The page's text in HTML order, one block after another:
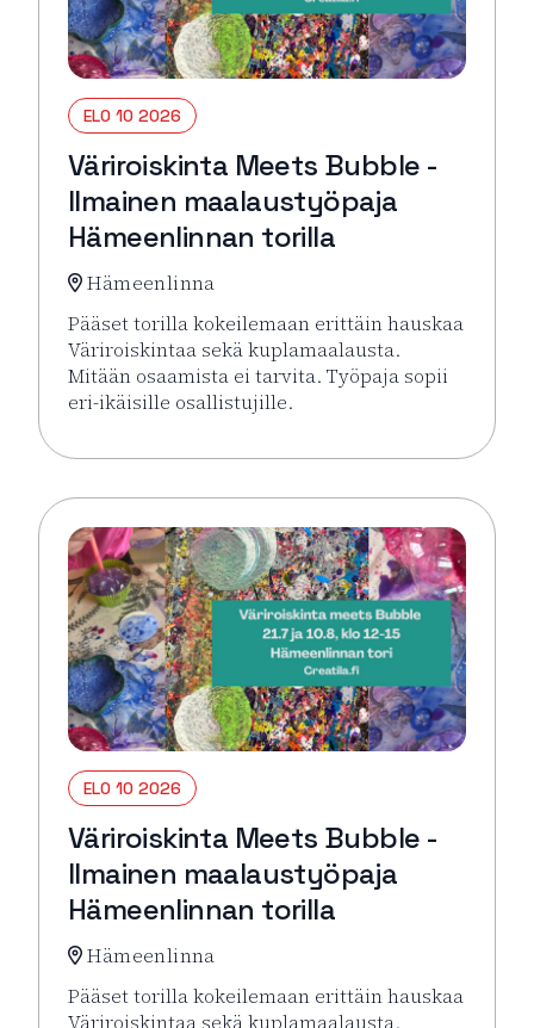
ELO 10 2026
Väriroiskinta Meets Bubble -
Ilmainen maalaustyöpaja
Hämeenlinnan torilla
Hämeenlinna
Pääset torilla kokeilemaan erittäin hauskaa
Väriroiskintaa sekä kuplamaalausta.
Mitään osaamista ei tarvita. Työpaja sopii
eri-ikäisille osallistujille.
Lue lisää tapahtumasta Väriroiskinta Meets
ELO 10 2026
Väriroiskinta Meets Bubble -
Ilmainen maalaustyöpaja
Hämeenlinnan torilla
Hämeenlinna
Pääset torilla kokeilemaan erittäin hauskaa
Väriroiskintaa sekä kuplamaalausta.